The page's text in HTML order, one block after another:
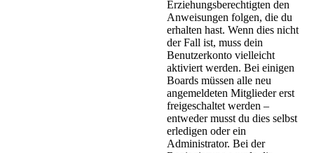
Erziehungsberechtigten den
Anweisungen folgen, die du
erhalten hast. Wenn dies nicht
der Fall ist, muss dein
Benutzerkonto vielleicht
aktiviert werden. Bei einigen
Boards müssen alle neu
angemeldeten Mitglieder erst
freigeschaltet werden –
entweder musst du dies selbst
erledigen oder ein
Administrator. Bei der